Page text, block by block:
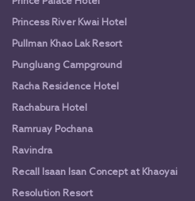
Princess River Kwai Hotel
Pullman Khao Lak Resort
Pungluang Campground
Racha Residence Hotel
Rachabura Hotel
Ramruay Pochana
Ravindra
Recall Isaan Isan Concept at Khaoyai
Resolution Resort